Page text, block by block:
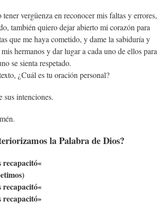
vergüenza en reconocer mis faltas y errores,
también quiero dejar abierto mi corazón para
que me haya cometido, y dame la sabiduría y
hermanos y dar lugar a cada uno de ellos para
se sienta respetado.
¿Cuál es tu oración personal?
sus intenciones.
la Palabra de Dios?
recapacitó«
recapacitó«
recapacitó»